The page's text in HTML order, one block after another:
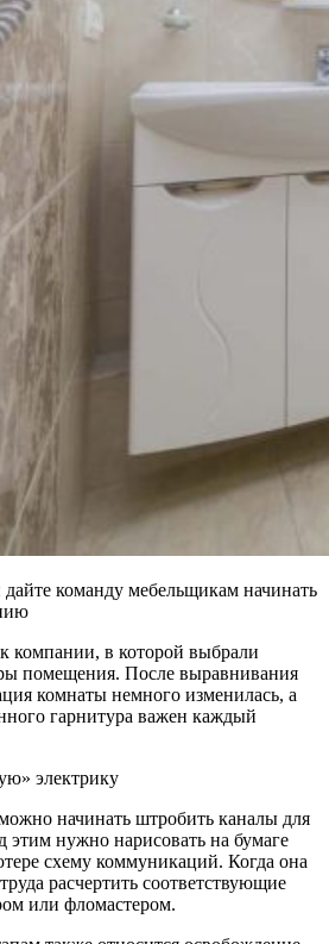
команду мебельщикам начинать
компании, в которой выбрали
помещения. После выравнивания
комнаты немного изменилась, а
гарнитура важен каждый
электрику
начинать штробить каналы для
этим нужно нарисовать на бумаге
схему коммуникаций. Когда она
расчертить соответствующие
или фломастером.